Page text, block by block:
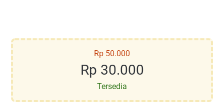
Rp 50.000
Rp 30.000
Tersedia